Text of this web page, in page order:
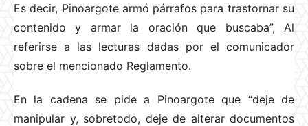
Es decir, Pinoargote armó párrafos para trastornar su
contenido y armar la oración que buscaba”, Al
referirse a las lecturas dadas por el comunicador
sobre el mencionado Reglamento.
En la cadena se pide a Pinoargote que “deje de
manipular y, sobretodo, deje de alterar documentos